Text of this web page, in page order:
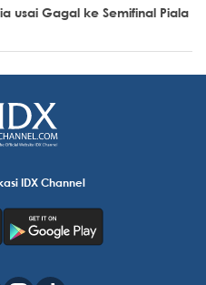
usai Gagal ke Semifinal Piala
IDX Channel